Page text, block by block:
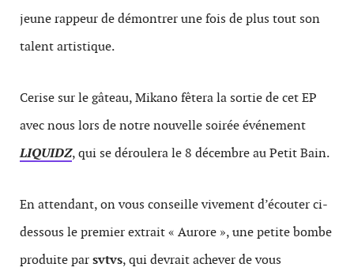
jeune rappeur de démontrer une fois de plus tout son
talent artistique.
Cerise sur le gâteau, Mikano fêtera la sortie de cet EP
avec nous lors de notre nouvelle soirée événement
LIQUIDZ, qui se déroulera le 8 décembre au Petit Bain.
En attendant, on vous conseille vivement d’écouter ci-
dessous le premier extrait « Aurore », une petite bombe
produite parsvtvs, qui devrait achever de vous